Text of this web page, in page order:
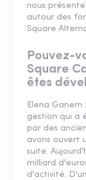
nous
autour des
Square
Pouvez-
Square
êtes
Elena
gestion qui a
par des
avons ouvert
suite.
milliard
d'activité.